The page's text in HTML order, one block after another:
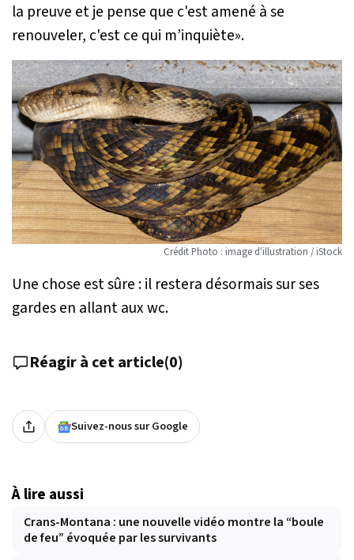
la preuve et je pense que c'est amené à se
renouveler, c'est ce qui m’inquiète».
Crédit Photo : image d'illustration / iStock
Une chose est sûre : il restera désormais sur ses
gardes en allant aux wc.
Réagir à cet article(0)
Suivez-nous sur Google
À lire aussi
Crans-Montana : une nouvelle vidéo montre la “boule
de feu” évoquée par les survivants